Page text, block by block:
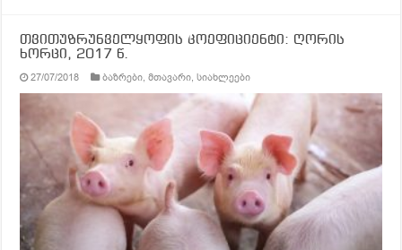
თვითუზრუნველყოფის კოეფიციენტი: ღორის
ხორცი, 2017 წ.
27/07/2018 ბაზრები,მთავარი,სიახლეები